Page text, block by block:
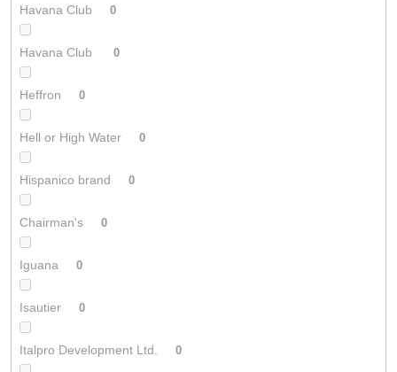
Havana Club 0
Havana Club 0
Heffron 0
Hell or High Water 0
Hispanico brand 0
Chairman's 0
Iguana 0
Isautier 0
Italpro Development Ltd. 0